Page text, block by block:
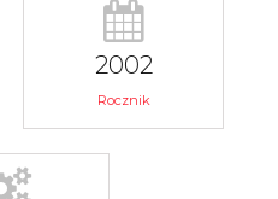
2002
Rocznik